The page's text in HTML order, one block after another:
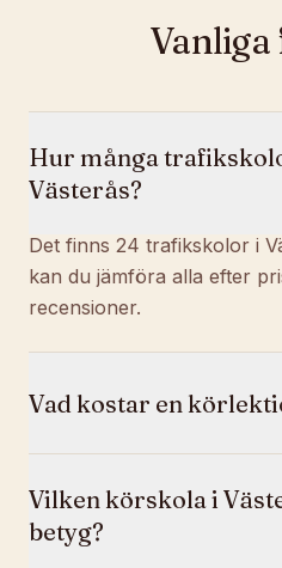
Vanliga
Hur många
Västerås?
Det finns 24 trafikskolor i
kan du jämföra alla efter
recensioner.
Vad kostar en
Vilken körskola i
betyg?